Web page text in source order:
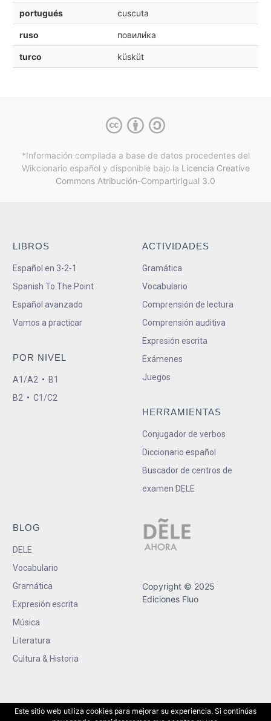
portugués cuscuta
ruso повили́ка
turco küsküt
*Información compilada a base de datos procedentes del
Wikcionario español y disponible bajo la Licencia Creative
Commons Atribución-CompartirIgual 3.0
LIBROS
Español en 3-2-1
Spanish To The Point
Español avanzado
Vamos a practicar
POR NIVEL
A1/A2 • B1
B2 • C1/C2
ACTIVIDADES
Gramática
Vocabulario
Comprensión de lectura
Comprensión auditiva
Expresión escrita
Exámenes
Juegos
HERRAMIENTAS
Conjugador de verbos
Diccionario español
Buscador de centros de
examen DELE
BLOG
DELE
Vocabulario
Gramática
Expresión escrita
Música
Literatura
Cultura & Historia
Copyright © 2025
Ediciones Fluo
Este sitio web utiliza cookies para mejorar su experiencia. Si continúas